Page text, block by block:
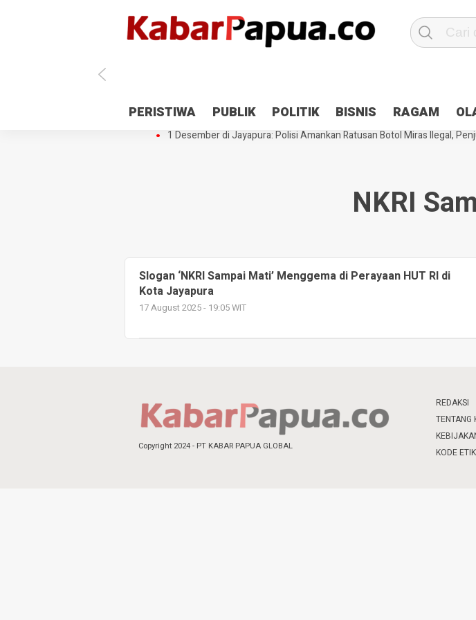
PERISTIWA PUBLIK POLITIK BISNIS RAGAM
Antisipasi 1 Desember, TNI Polri Patroli 2×24 jam di Kota Jayapura
Gedung Perpustakaan SMPN 5 Sentani Terbakar
Hibah Pilkada
1 Desember di Jayapura: Polisi Amankan Ratusan Botol Miras Ilegal,
NKRI
Slogan ‘NKRI Sampai Mati’ Menggema di Perayaan HUT RI di
Kota Jayapura
17 August 2025 - 19:05 WIT
Copyright 2024 - PT KABAR PAPUA GLOBAL
REDAKSI
TENTANG
KODE ETIK